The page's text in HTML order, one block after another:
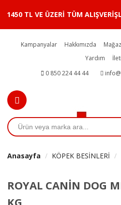
1450 TL VE ÜZERİ TÜM
Kampanyalar Hakkımızda
Yardım
0 850 224 44 44
Anasayfa KÖPEK BESİNLERİ
ROYAL CANİN DOG
KG